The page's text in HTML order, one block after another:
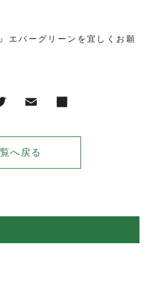
エバーグリーンを宜しくお願
へ戻る